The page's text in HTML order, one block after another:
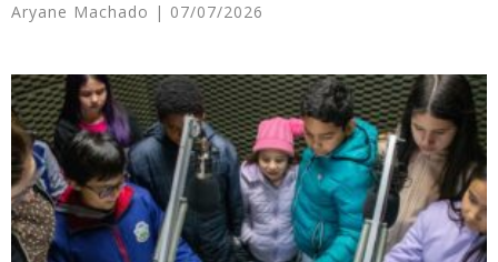
Aryane Machado 07/07/2026